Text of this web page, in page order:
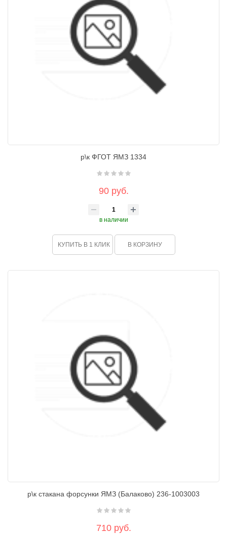
р\к ФГОТ ЯМЗ 1334
90 руб.
в наличии
КУПИТЬ В 1 КЛИК В КОРЗИНУ
р\к стакана форсунки ЯМЗ (Балаково) 236-1003003
710 руб.